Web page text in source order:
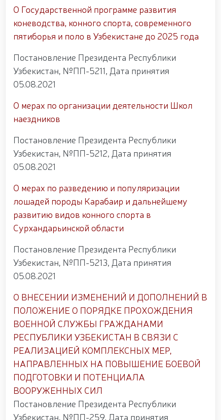
О Государственной программе развития
коневодства, конного спорта, современного
пятиборья и поло в Узбекистане до 2025 года
Постановление Президента Республики
Узбекистан, №ПП-5211, Дата принятия
05.08.2021
О мерах по организации деятельности Школ
наездников
Постановление Президента Республики
Узбекистан, №ПП-5212, Дата принятия
05.08.2021
О мерах по разведению и популяризации
лошадей породы Карабаир и дальнейшему
развитию видов конного спорта в
Сурхандарьинской области
Постановление Президента Республики
Узбекистан, №ПП-5213, Дата принятия
05.08.2021
О ВНЕСЕНИИ ИЗМЕНЕНИЙ И ДОПОЛНЕНИЙ В
ПОЛОЖЕНИЕ О ПОРЯДКЕ ПРОХОЖДЕНИЯ
ВОЕННОЙ СЛУЖБЫ ГРАЖДАНАМИ
РЕСПУБЛИКИ УЗБЕКИСТАН В СВЯЗИ С
РЕАЛИЗАЦИЕЙ КОМПЛЕКСНЫХ МЕР,
НАПРАВЛЕННЫХ НА ПОВЫШЕНИЕ БОЕВОЙ
ПОДГОТОВКИ И ПОТЕНЦИАЛА
ВООРУЖЕННЫХ СИЛ
Постановление Президента Республики
Узбекистан, №ПП-259, Дата принятия